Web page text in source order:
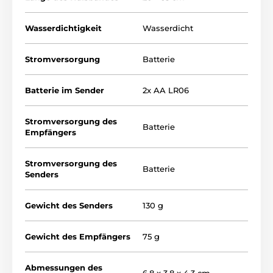
nachdrücklich aufhalten wollen und eine normale
Einstellungsstufe nicht ausreichend wäre.
Wasserdichtigkeit Wasserdicht
Stromversorgung Batterie
Batterie im Sender 2x AA LR06
Stromversorgung des
Empfängers
Batterie
Stromversorgung des
Senders
Batterie
Gewicht des Senders 130 g
Gewicht des Empfängers 75 g
Abmessungen des